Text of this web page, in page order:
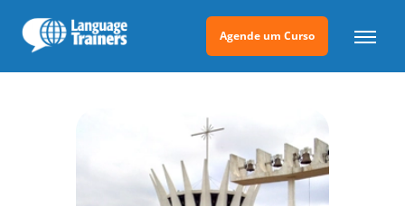
Agende um Curso